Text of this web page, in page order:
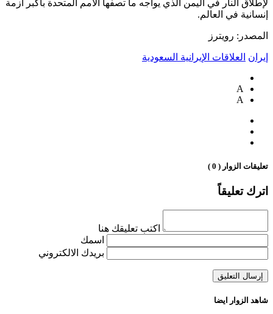
لإطلاق النار في اليمن الذي يواجه ما تصفها الأمم المتحدة بأكبر أزمة
إنسانية في العالم.
المصدر: رويترز
إيران العلاقات الإيرانية السعودية
A
A
تعليقات الزوار ( 0 )
اترك تعليقاً
اكتب تعليقك هنا
اسمك
بريدك الالكتروني
شاهد الزوار ايضا